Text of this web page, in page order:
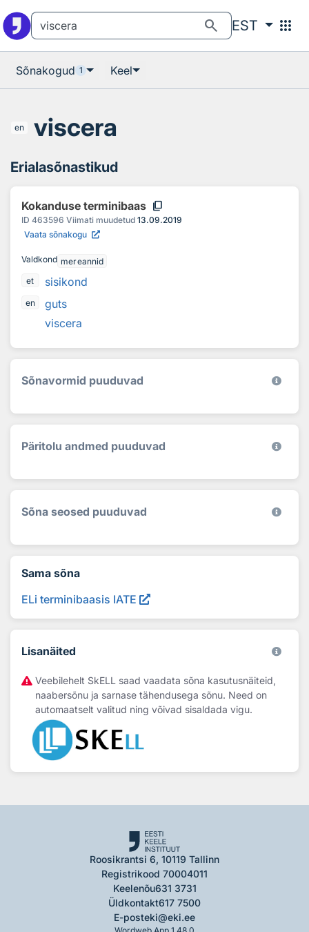
search EST apps
Sõnakogud 1 Keel
en viscera
Erialasõnastikud
Kokanduse terminibaas content_copy
ID 463596 Viimati muudetud 13.09.2019
Vaata sõnakogu
Valdkond mereannid
et
sisikond
en
guts
viscera
Sõnavormid puuduvad
Päritolu andmed puuduvad
Sõna seosed puuduvad
Sama sõna
ELi terminibaasis IATE
Lisanäited
Veebilehelt SkELL saad vaadata sõna kasutusnäiteid,
naabersõnu ja sarnase tähendusega sõnu. Need on
automaatselt valitud ning võivad sisaldada vigu.
Roosikrantsi 6, 10119 Tallinn
Registrikood 70004011
Keelenõu631 3731
Üldkontakt617 7500
E-posteki@eki.ee